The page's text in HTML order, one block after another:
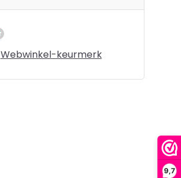
9,7
Webwinkel-keurmerk